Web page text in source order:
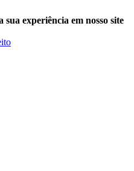
experiência em nosso site